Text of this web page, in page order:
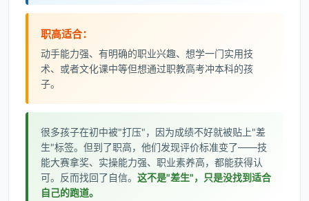
职高适合：
动手能力强、有明确的职业兴趣、想学一门实用技
术、或者文化课中等但想通过职教高考冲本科的孩
子。
很多孩子在初中被"打压"，因为成绩不好就被贴上"差
生"标签。但到了职高，他们发现评价标准变了——技
能大赛拿奖、实操能力强、职业素养高，都能获得认
可。反而找回了自信。 这不是"差生"，只是没找到适合
自己的跑道。